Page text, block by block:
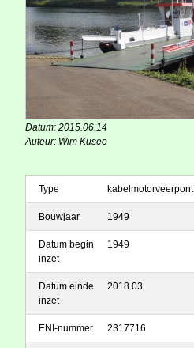
Datum: 2015.06.14
Auteur: Wim Kusee
Type kabelmotorveerpont
Bouwjaar 1949
Datum begin
inzet
1949
Datum einde
inzet
2018.03
ENI-nummer 2317716